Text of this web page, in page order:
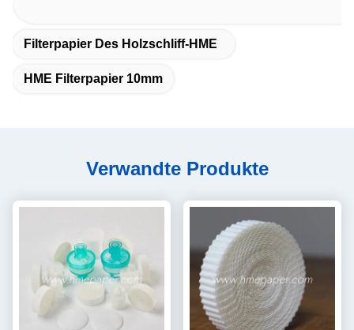
Filterpapier Des Holzschliff-HME
HME Filterpapier 10mm
Verwandte Produkte